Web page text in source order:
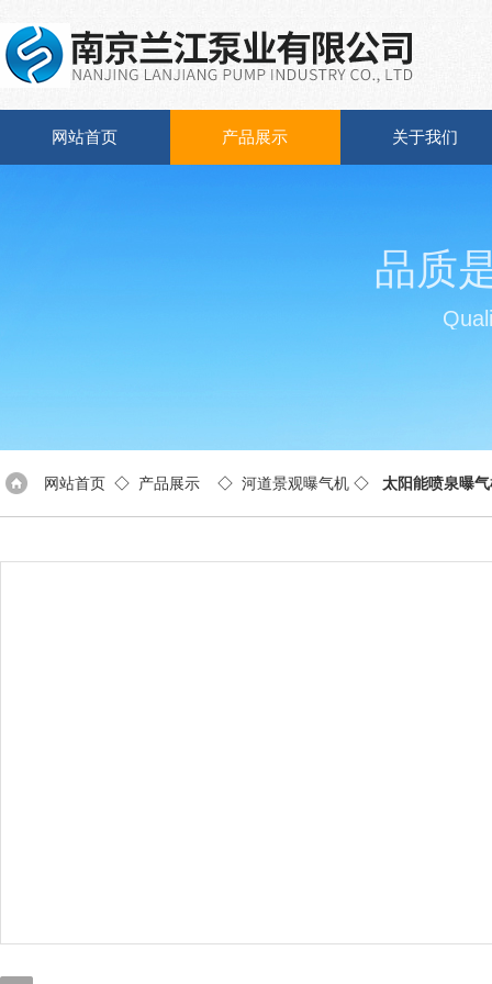
网站首页 产品展示 关于我们
品质
网站首页 ◇ 产品展示 ◇ 河道景观曝气机 ◇ 太阳能喷泉曝